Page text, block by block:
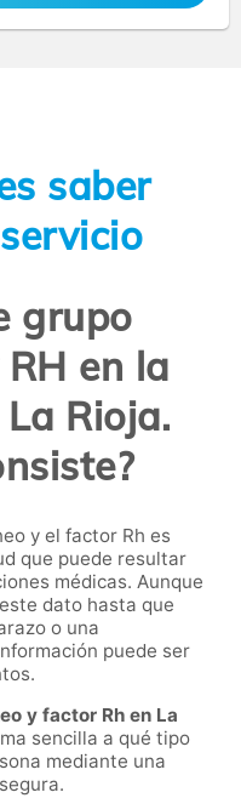
saber
grupo
en la
Rioja.
y el factor Rh es
que puede resultar
médicas. Aunque
dato hasta que
o una
puede ser
y factor Rh en La
sencilla a qué tipo
mediante una